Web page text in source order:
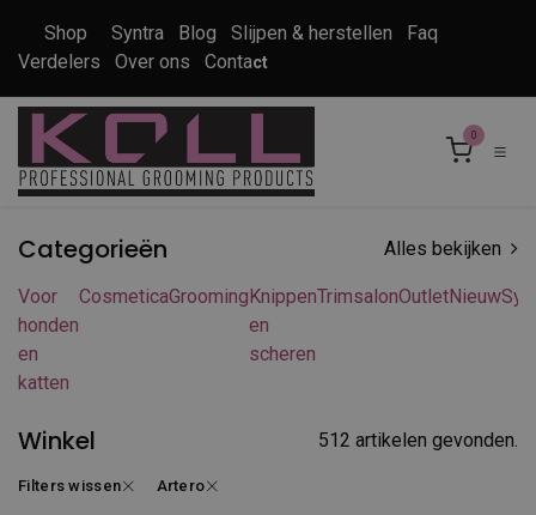
Shop Syntra Blog Slijpen & herstellen
Faq
Verdelers
Over ons Contact
0
Categorieën Alles bekijken
Voor
honden
en
katten
CosmeticaGroomingKnippen
en
scheren
TrimsalonOutletNieuw
Winkel 512 artikelen gevonden.
Filters wissen Artero